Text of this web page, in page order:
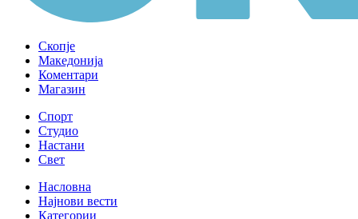
Скопје
Македонија
Коментари
Магазин
Спорт
Студио
Настани
Свет
Насловна
Најнови вести
Категории